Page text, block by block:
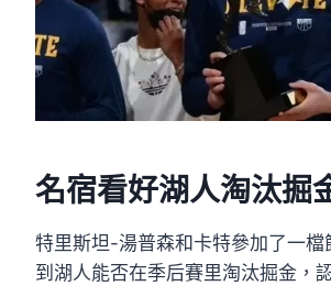
名宿看好湖人淘汰掘
特里斯坦-湯普森和卡特參加了一檔
到湖人能否在季后賽里淘汰掘金，